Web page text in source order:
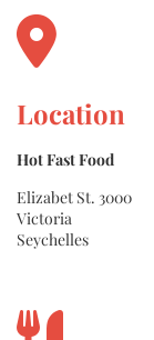
Location
Hot Fast Food
Elizabet St. 3000
Victoria
Seychelles